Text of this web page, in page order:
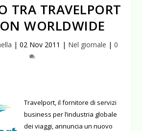
TRA TRAVELPORT
WORLDWIDE
| 02 Nov 2011 | Nel giornale | 0
Travelport, il fornitore di servizi
business per l’industria globale
dei viaggi, annuncia un nuovo